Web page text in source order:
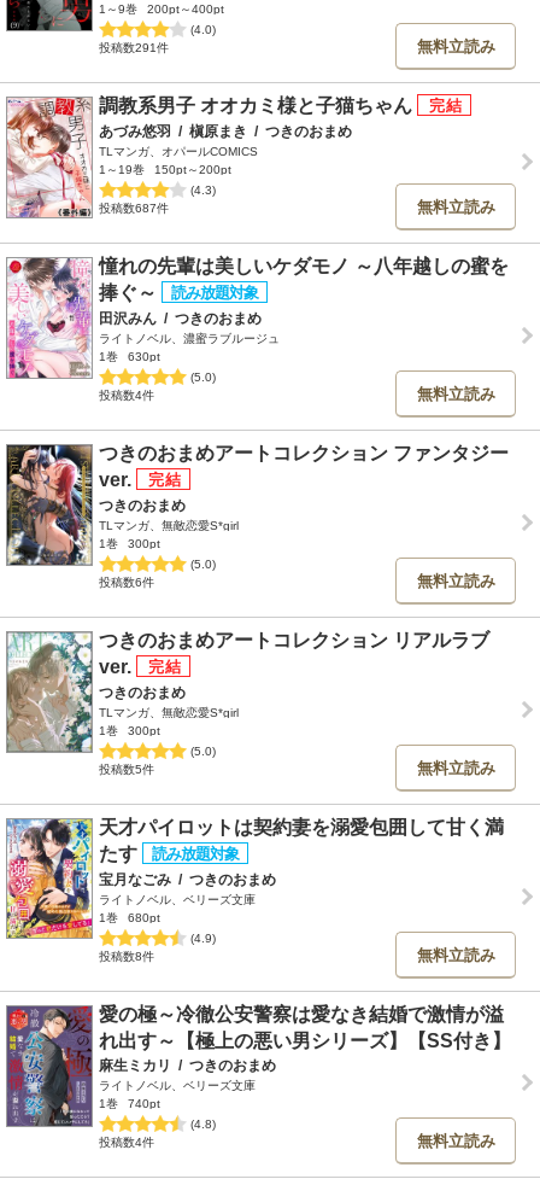
1～9巻
200pt～400pt
(4.0)
投稿数291件
無料立読み
調教系男子 オオカミ様と子猫ちゃん
あづみ悠羽 / 槇原まき / つきのおまめ
TLマンガ、オパールCOMICS
1～19巻
150pt～200pt
(4.3)
投稿数687件
無料立読み
憧れの先輩は美しいケダモノ ～八年越しの蜜を
捧ぐ～
田沢みん / つきのおまめ
ライトノベル、濃蜜ラブルージュ
1巻
630pt
(5.0)
投稿数4件
無料立読み
つきのおまめアートコレクション ファンタジー
ver.
つきのおまめ
TLマンガ、無敵恋愛S*girl
1巻
300pt
(5.0)
投稿数6件
無料立読み
つきのおまめアートコレクション リアルラブ
ver.
つきのおまめ
TLマンガ、無敵恋愛S*girl
1巻
300pt
(5.0)
投稿数5件
無料立読み
天才パイロットは契約妻を溺愛包囲して甘く満
たす
宝月なごみ / つきのおまめ
ライトノベル、ベリーズ文庫
1巻
680pt
(4.9)
投稿数8件
無料立読み
愛の極～冷徹公安警察は愛なき結婚で激情が溢
れ出す～【極上の悪い男シリーズ】【SS付き】
麻生ミカリ / つきのおまめ
ライトノベル、ベリーズ文庫
1巻
740pt
(4.8)
投稿数4件
無料立読み